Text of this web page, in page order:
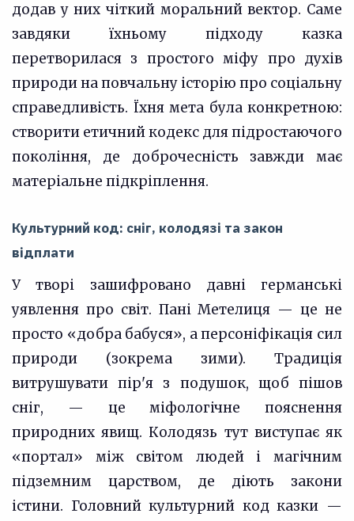
додав у них чіткий моральний вектор. Саме
завдяки їхньому підходу казка
перетворилася з простого міфу про духів
природи на повчальну історію про соціальну
справедливість. Їхня мета була конкретною:
створити етичний кодекс для підростаючого
покоління, де доброчесність завжди має
матеріальне підкріплення.
Культурний код: сніг, колодязі та закон
відплати
У творі зашифровано давні германські
уявлення про світ. Пані Метелиця — це не
просто «добра бабуся», а персоніфікація сил
природи (зокрема зими). Традиція
витрушувати пір'я з подушок, щоб пішов
сніг, — це міфологічне пояснення
природних явищ. Колодязь тут виступає як
«портал» між світом людей і магічним
підземним царством, де діють закони
істини. Головний культурний код казки —